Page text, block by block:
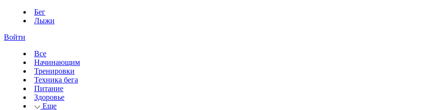
Бег
Лыжи
Войти
Все
Начинающим
Тренировки
Техника бега
Питание
Здоровье
Еще